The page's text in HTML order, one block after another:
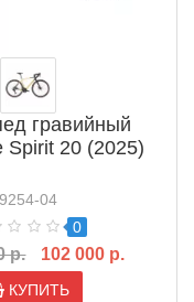
гравийный
Spirit 20 (2025)
9254-04
0
р. 102 000 р.
КУПИТЬ